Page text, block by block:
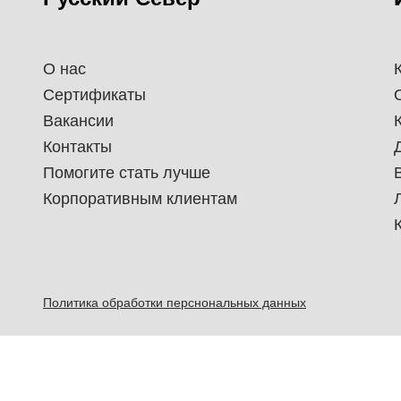
О нас
Сертификаты
Вакансии
Контакты
Помогите стать лучше
Корпоративным клиентам
Политика обработки перснональных данных